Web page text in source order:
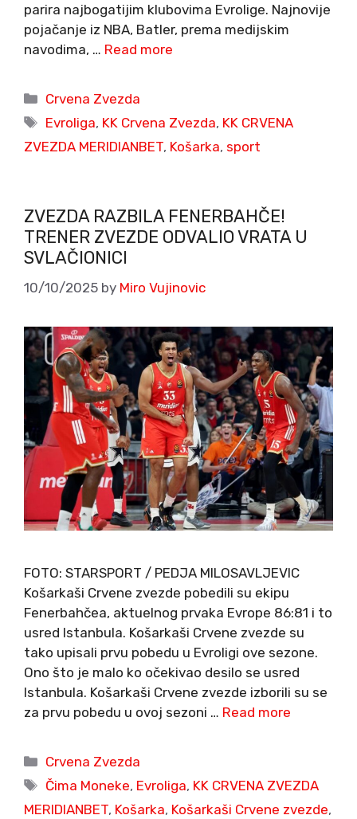
parira najbogatijim klubovima Evrolige. Najnovije
pojačanje iz NBA, Batler, prema medijskim
navodima, … Read more
Categories
Crvena Zvezda
Tags
Evroliga, KK Crvena Zvezda, KK CRVENA
ZVEZDA MERIDIANBET, Košarka, sport
ZVEZDA RAZBILA FENERBAHČE!
TRENER ZVEZDE ODVALIO VRATA U
SVLAČIONICI
10/10/2025 by Miro Vujinovic
FOTO: STARSPORT / PEDJA MILOSAVLJEVIC
Košarkaši Crvene zvezde pobedili su ekipu
Fenerbahčea, aktuelnog prvaka Evrope 86:81 i to
usred Istanbula. Košarkaši Crvene zvezde su
tako upisali prvu pobedu u Evroligi ove sezone.
Ono što je malo ko očekivao desilo se usred
Istanbula. Košarkaši Crvene zvezde izborili su se
za prvu pobedu u ovoj sezoni … Read more
Categories
Crvena Zvezda
Tags
Čima Moneke, Evroliga, KK CRVENA ZVEZDA
MERIDIANBET, Košarka, Košarkaši Crvene zvezde,